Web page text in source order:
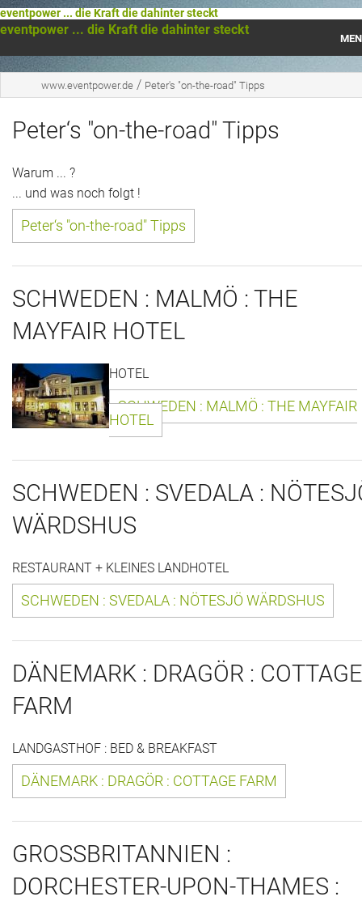
eventpower ... die Kraft die dahinter steckt
eventpower ... die Kraft die dahinter steckt
Startseite
Das war 2020
Das war 2019
Das war 2018
Das war 2017
Das war 2016
Das war 2015
Das war 2014
Das war 2012
Das war 2011
Das war 2010
Das war 2009
eventpower World
Services + Locations
Presse + Medien
Peter's "on-the-road" Tipps
www.eventpower.de / Peter's "on-the-road" Tipps
Peter‘s "on-the-road" Tipps
Warum ... ?
... und was noch folgt !
Peter‘s "on-the-road" Tipps
SCHWEDEN : MALMÖ : THE
MAYFAIR HOTEL
HOTEL
SCHWEDEN : MALMÖ : THE MAYFAIR
HOTEL
SCHWEDEN : SVEDALA :
WÄRDSHUS
RESTAURANT + KLEINES LANDHOTEL
SCHWEDEN : SVEDALA : NÖTESJÖ WÄRDSHUS
DÄNEMARK : DRAGÖR : COTTAGE
FARM
LANDGASTHOF : BED & BREAKFAST
DÄNEMARK : DRAGÖR : COTTAGE FARM
GROSSBRITANNIEN :
DORCHESTER-UPON-THAMES :